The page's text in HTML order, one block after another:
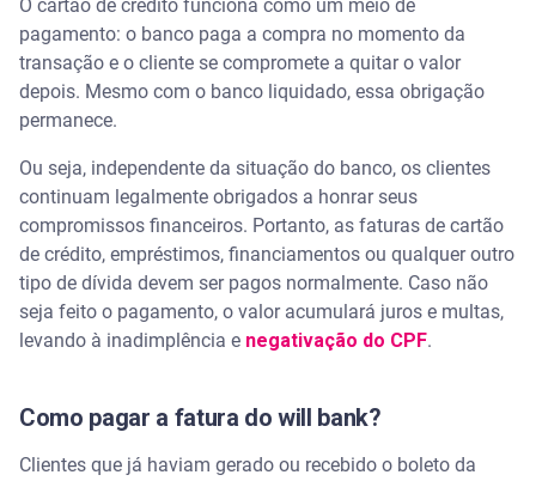
O cartão de crédito funciona como um meio de
pagamento: o banco paga a compra no momento da
transação e o cliente se compromete a quitar o valor
depois. Mesmo com o banco liquidado, essa obrigação
permanece.
Ou seja, independente da situação do banco, os clientes
continuam legalmente obrigados a honrar seus
compromissos financeiros. Portanto, as faturas de cartão
de crédito, empréstimos, financiamentos ou qualquer outro
tipo de dívida devem ser pagos normalmente. Caso não
seja feito o pagamento, o valor acumulará juros e multas,
levando à inadimplência e negativação do CPF.
Como pagar a fatura do will bank?
Clientes que já haviam gerado ou recebido o boleto da